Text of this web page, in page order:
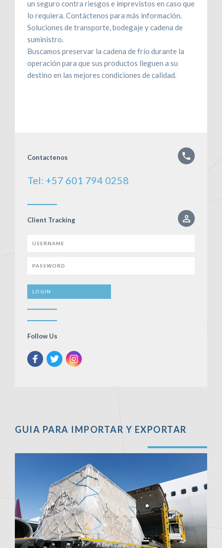
un seguro contra riesgos e imprevistos en caso que
lo requiera. Contáctenos para más información.
Soluciones de transporte, bodegaje y cadena de
suministro.
Buscamos preservar la cadena de frío durante la
operación para que sus productos lleguen a su
destino en las mejores condiciones de calidad.
Contactenos
Tel: +57 601 794 0258
Client Tracking
Follow Us
GUIA PARA IMPORTAR Y EXPORTAR